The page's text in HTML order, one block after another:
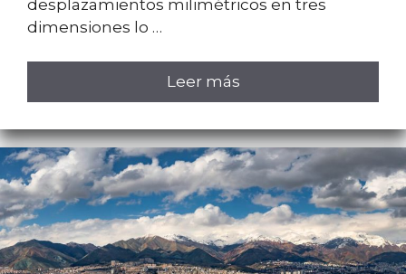
desplazamientos milimétricos en tres
dimensiones lo …
Leer más